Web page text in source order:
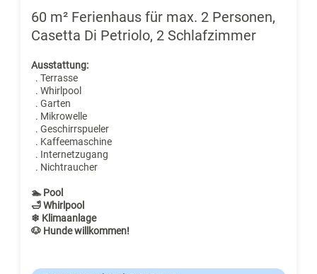
60 m² Ferienhaus für max. 2 Personen,
Casetta Di Petriolo, 2 Schlafzimmer
Ausstattung:
. Terrasse
. Whirlpool
. Garten
. Mikrowelle
. Geschirrspueler
. Kaffeemaschine
. Internetzugang
. Nichtraucher
🏊 Pool
🛁 Whirlpool
❄ Klimaanlage
🐶 Hunde willkommen!